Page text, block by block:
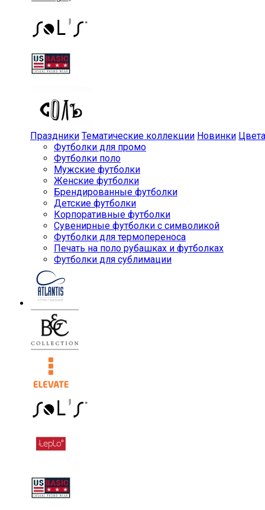
Праздники Тематические коллекции Новинки Цвета
Футболки для промо
Футболки поло
Мужские футболки
Женские футболки
Брендированные футболки
Детские футболки
Корпоративные футболки
Сувенирные футболки с символикой
Футболки для термопереноса
Печать на поло рубашках и футболках
Футболки для сублимации